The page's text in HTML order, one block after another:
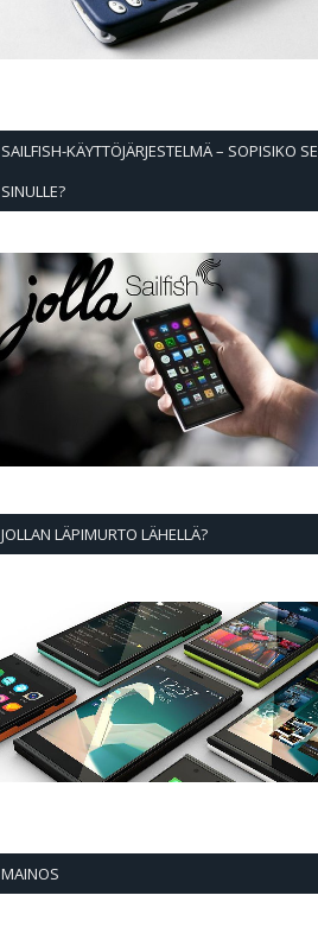
SAILFISH-KÄYTTÖJÄRJESTELMÄ – SOPISIKO SE
SINULLE?
JOLLAN LÄPIMURTO LÄHELLÄ?
MAINOS